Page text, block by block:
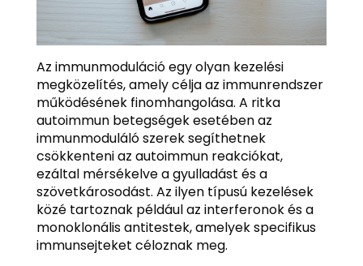
Az immunmoduláció egy olyan kezelési
megközelítés, amely célja az immunrendszer
működésének finomhangolása. A ritka
autoimmun betegségek esetében az
immunmoduláló szerek segíthetnek
csökkenteni az autoimmun reakciókat,
ezáltal mérsékelve a gyulladást és a
szövetkárosodást. Az ilyen típusú kezelések
közé tartoznak például az interferonok és a
monoklonális antitestek, amelyek specifikus
immunsejteket céloznak meg.